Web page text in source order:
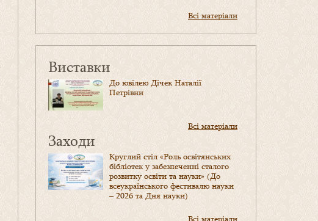
Всі матеріали
Виставки
До ювілею Дічек Наталії
Петрівни
Всі матеріали
Заходи
Круглий стіл «Роль освітянських
бібліотек у забезпеченні сталого
розвитку освіти та науки» (До
всеукраїнського фестивалю науки
– 2026 та Дня науки)
Всі матеріали